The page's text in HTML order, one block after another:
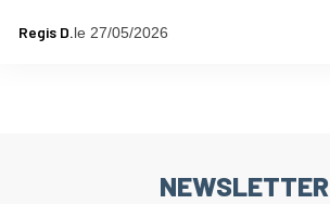
Regis D.le 27/05/2026
NEWSLETTER